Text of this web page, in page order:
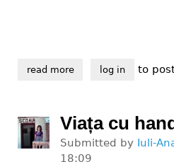
read moreabout grupul dizabil
log in to
Viața cu
Submitted by Iuli-
18:09